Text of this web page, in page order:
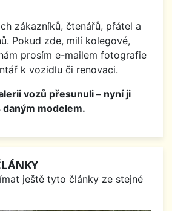
zákazníků, čtenářů, přátel a
Pokud zde, milí kolegové,
prosím e-mailem fotografie
k vozidlu či renovaci.
vozů přesunuli – nyní ji
modelem.
ještě tyto články ze stejné